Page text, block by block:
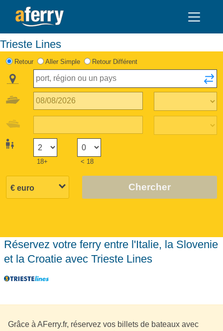
Trieste Lines
Retour Aller Simple Retour Différent
18+ < 18
Chercher
Réservez votre ferry entre l'Italie, la Slovenie
et la Croatie avec Trieste Lines
Grâce à AFerry.fr, réservez vos billets de bateaux avec